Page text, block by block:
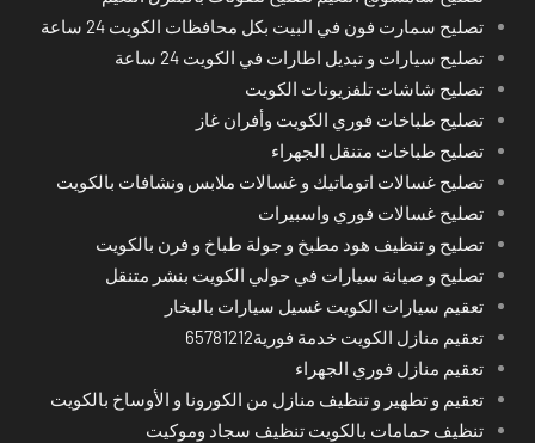
تصليح سمارت فون في البيت بكل محافظات الكويت 24 ساعة
تصليح سيارات و تبديل اطارات في الكويت 24 ساعة
تصليح شاشات تلفزيونات الكويت
تصليح طباخات فوري الكويت وأفران غاز
تصليح طباخات متنقل الجهراء
تصليح غسالات اتوماتيك و غسالات ملابس ونشافات بالكويت
تصليح غسالات فوري واسبيرات
تصليح و تنظيف هود مطبخ و جولة طباخ و فرن بالكويت
تصليح و صيانة سيارات في حولي الكويت بنشر متنقل
تعقيم سيارات الكويت غسيل سيارات بالبخار
تعقيم منازل الكويت خدمة فورية65781212
تعقيم منازل فوري الجهراء
تعقيم و تطهير و تنظيف منازل من الكورونا و الأوساخ بالكويت
تنظيف حمامات بالكويت تنظيف سجاد وموكيت